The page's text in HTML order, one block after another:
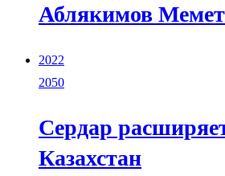
Аблякимов Мемет
2022
2050
Сердар
Казахстан